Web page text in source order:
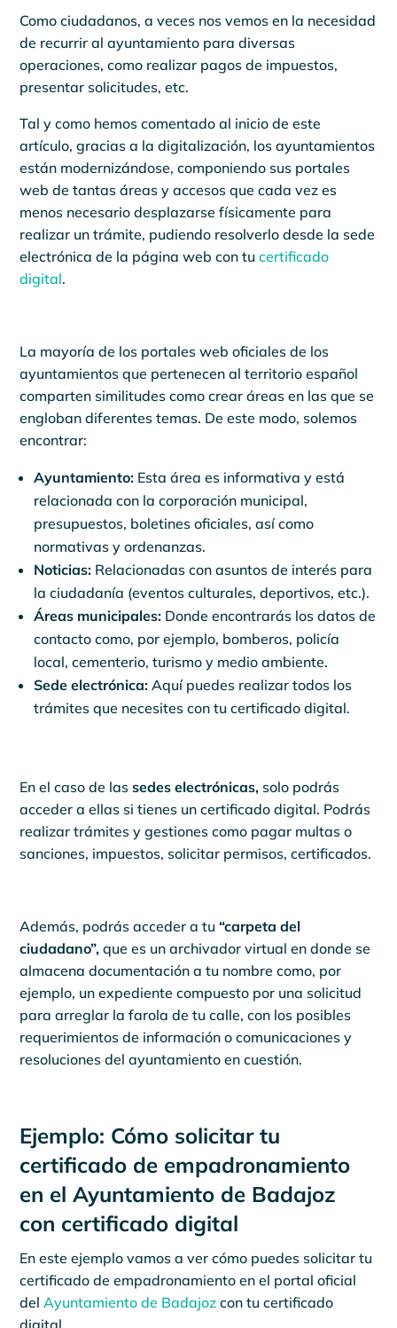
Como ciudadanos, a veces nos vemos en la necesidad
de recurrir al ayuntamiento para diversas
operaciones, como realizar pagos de impuestos,
presentar solicitudes, etc.
Tal y como hemos comentado al inicio de este
artículo, gracias a la digitalización, los ayuntamientos
están modernizándose, componiendo sus portales
web de tantas áreas y accesos que cada vez es
menos necesario desplazarse físicamente para
realizar un trámite, pudiendo resolverlo desde la sede
electrónica de la página web con tucertificado
digital.
La mayoría de los portales web oficiales de los
ayuntamientos que pertenecen al territorio español
comparten similitudes como crear áreas en las que se
engloban diferentes temas. De este modo, solemos
encontrar:
Ayuntamiento: Esta área es informativa y está
relacionada con la corporación municipal,
presupuestos, boletines oficiales, así como
normativas y ordenanzas.
Noticias: Relacionadas con asuntos de interés para
la ciudadanía (eventos culturales, deportivos, etc.).
Áreas municipales: Donde encontrarás los datos de
contacto como, por ejemplo, bomberos, policía
local, cementerio, turismo y medio ambiente.
Sede electrónica: Aquí puedes realizar todos los
trámites que necesites con tu certificado digital.
En el caso de lassedes electrónicas, solo podrás
acceder a ellas si tienes un certificado digital. Podrás
realizar trámites y gestiones como pagar multas o
sanciones, impuestos, solicitar permisos, certificados.
Además, podrás acceder a tu “carpeta del
ciudadano”, que es un archivador virtual en donde se
almacena documentación a tu nombre como, por
ejemplo, un expediente compuesto por una solicitud
para arreglar la farola de tu calle, con los posibles
requerimientos de información o comunicaciones y
resoluciones del ayuntamiento en cuestión.
Ejemplo: Cómo solicitar tu
certificado de empadronamiento
en el Ayuntamiento de Badajoz
con certificado digital
En este ejemplo vamos a ver cómo puedes solicitar tu
certificado de empadronamiento en el portal oficial
delAyuntamiento de Badajoz con tu certificado
digital.